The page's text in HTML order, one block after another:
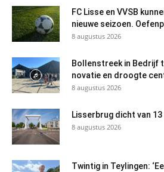
FC Lisse en VVSB
nieuwe seizoen.
8 augustus 2026
Bollenstreek in Bedrijf
novatie en droogte
8 augustus 2026
Lisserbrug dicht van
8 augustus 2026
Twintig in Teylingen: